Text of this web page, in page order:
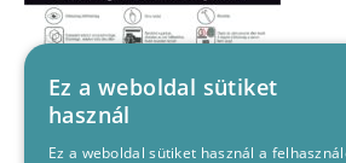
Ez a weboldal sütiket
használ
Ez a weboldal sütiket használ a